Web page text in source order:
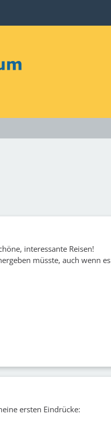
interessante Reisen!
müsste, auch wenn es
ersten Eindrücke: